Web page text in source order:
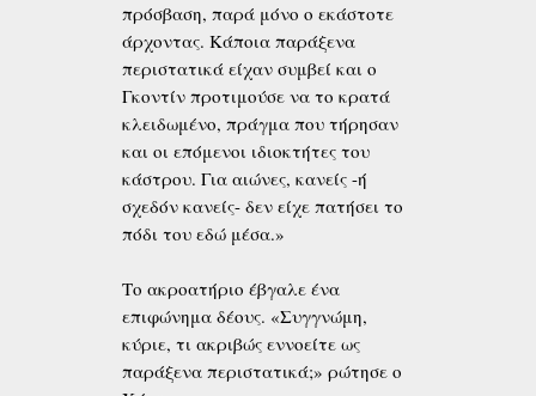
πρόσβαση, παρά μόνο ο εκάστοτε
άρχοντας. Κάποια παράξενα
περιστατικά είχαν συμβεί και ο
Γκοντίν προτιμούσε να το κρατά
κλειδωμένο, πράγμα που τήρησαν
και οι επόμενοι ιδιοκτήτες του
κάστρου. Για αιώνες, κανείς -ή
σχεδόν κανείς- δεν είχε πατήσει το
πόδι του εδώ μέσα.»
Το ακροατήριο έβγαλε ένα
επιφώνημα δέους. «Συγγνώμη,
κύριε, τι ακριβώς εννοείτε ως
παράξενα περιστατικά;» ρώτησε ο